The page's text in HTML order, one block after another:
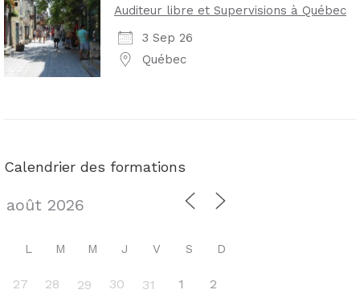
Auditeur libre et Supervisions à Québec
3 Sep 26
Québec
Calendrier des formations
L M M J V S D
27 28 29 30 31 1 2